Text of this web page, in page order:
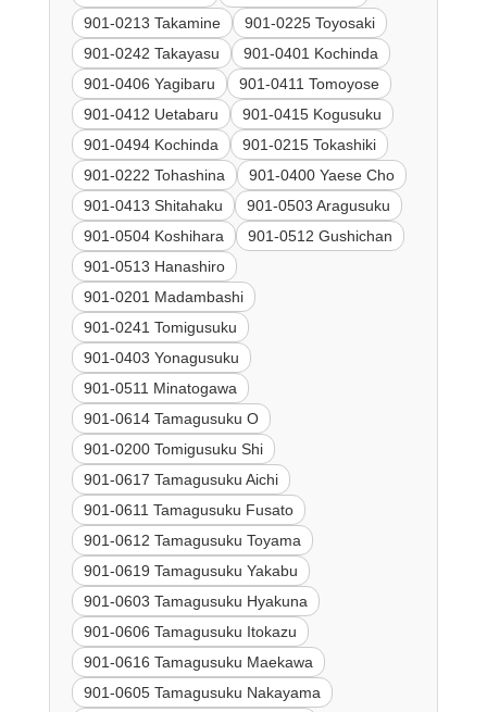
901-0213 Takamine
901-0225 Toyosaki
901-0242 Takayasu
901-0401 Kochinda
901-0406 Yagibaru
901-0411 Tomoyose
901-0412 Uetabaru
901-0415 Kogusuku
901-0494 Kochinda
901-0215 Tokashiki
901-0222 Tohashina
901-0400 Yaese Cho
901-0413 Shitahaku
901-0503 Aragusuku
901-0504 Koshihara
901-0512 Gushichan
901-0513 Hanashiro
901-0201 Madambashi
901-0241 Tomigusuku
901-0403 Yonagusuku
901-0511 Minatogawa
901-0614 Tamagusuku O
901-0200 Tomigusuku Shi
901-0617 Tamagusuku Aichi
901-0611 Tamagusuku Fusato
901-0612 Tamagusuku Toyama
901-0619 Tamagusuku Yakabu
901-0603 Tamagusuku Hyakuna
901-0606 Tamagusuku Itokazu
901-0616 Tamagusuku Maekawa
901-0605 Tamagusuku Nakayama